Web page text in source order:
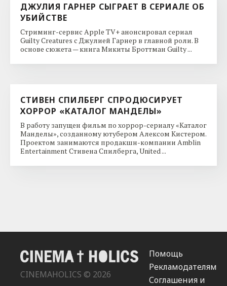
ДЖУЛИЯ ГАРНЕР СЫГРАЕТ В СЕРИАЛЕ ОБ
УБИЙСТВЕ
Стриминг-сервис Apple TV+ анонсировал сериал
Guilty Creatures с Джулией Гарнер в главной роли. В
основе сюжета — книга Микиты Броттман Guilty ...
СТИВЕН СПИЛБЕРГ СПРОДЮСИРУЕТ
ХОРРОР «КАТАЛОГ МАНДЕЛЫ»
В работу запущен фильм по хоррор-сериалу «Каталог
Манделы», созданному ютубером Алексом Кистером.
Проектом занимаются продакшн-компании Amblin
Entertainment Стивена Спилберга, United ...
CINEMAHOLICS © 2026
Помощь
Рекламодателям
Соглашения и